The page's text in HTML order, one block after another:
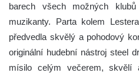
barech všech možných
muzikanty. Parta kolem
předvedla skvělý a pohodový
originální hudební nástroj steel
mísilo celým večerem, skvělí